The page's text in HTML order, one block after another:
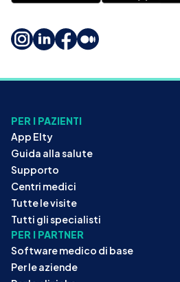
PER I PAZIENTI
App Elty
Guida alla salute
Supporto
Centri medici
Tutte le visite
Tutti gli specialisti
PER I PARTNER
Software medico di base
Per le aziende